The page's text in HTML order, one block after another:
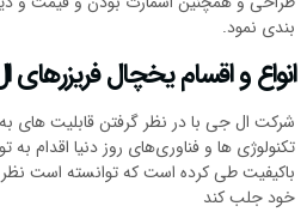
بندی نمود.
انواع و اقسام یخچال
شرکت ال جی با در نظر گرفتن قابلیت های به
تکنولوژی ها و فناوری‌های روز دنیا اقدام به
باکیفیت طی کرده است که توانسته است
خود جلب کند